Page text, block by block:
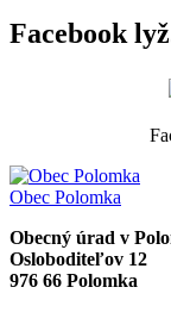
Facebook
Obec Polomka
Obecný úrad v
Osloboditeľov 12
976 66 Polomka